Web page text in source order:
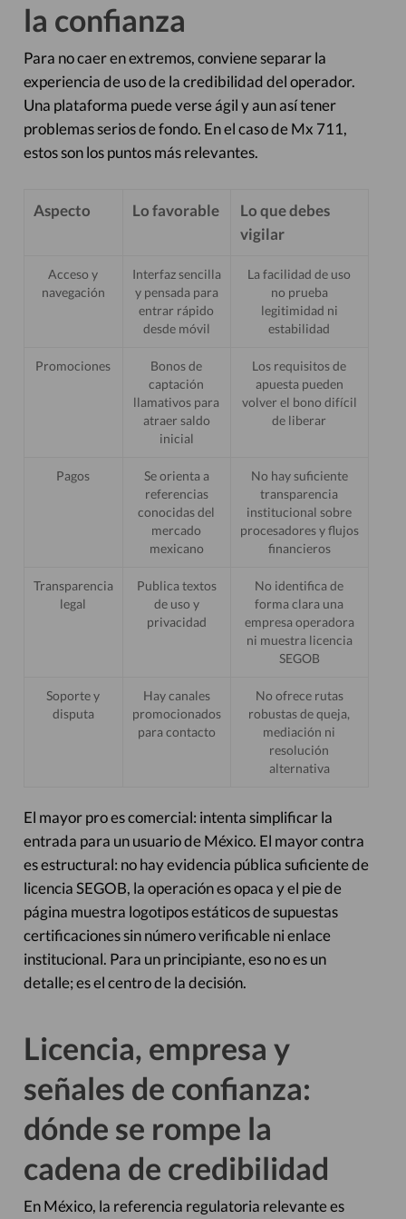
la confianza
Para no caer en extremos, conviene separar la
experiencia de uso de la credibilidad del operador.
Una plataforma puede verse ágil y aun así tener
problemas serios de fondo. En el caso de Mx 711,
estos son los puntos más relevantes.
Aspecto Lo favorable
Lo que debes
vigilar
Acceso y
navegación
Interfaz sencilla
y pensada para
entrar rápido
desde móvil
La facilidad de uso
no prueba
legitimidad ni
estabilidad
Promociones
Bonos de
captación
llamativos para
atraer saldo
inicial
Los requisitos de
apuesta pueden
volver el bono difícil
de liberar
Pagos
Se orienta a
referencias
conocidas del
mercado
mexicano
No hay suficiente
transparencia
institucional sobre
procesadores y flujos
financieros
Transparencia
legal
Publica textos
de uso y
privacidad
No identifica de
forma clara una
empresa operadora
ni muestra licencia
SEGOB
Soporte y
disputa
Hay canales
promocionados
para contacto
No ofrece rutas
robustas de queja,
mediación ni
resolución
alternativa
El mayor pro es comercial: intenta simplificar la
entrada para un usuario de México. El mayor contra
es estructural: no hay evidencia pública suficiente de
licencia SEGOB, la operación es opaca y el pie de
página muestra logotipos estáticos de supuestas
certificaciones sin número verificable ni enlace
institucional. Para un principiante, eso no es un
detalle; es el centro de la decisión.
Licencia, empresa y
señales de confianza:
dónde se rompe la
cadena de credibilidad
En México, la referencia regulatoria relevante es